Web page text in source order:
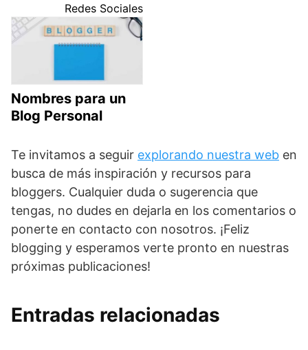
Redes Sociales
Nombres para un
Blog Personal
Te invitamos a seguir explorando nuestra web en
busca de más inspiración y recursos para
bloggers. Cualquier duda o sugerencia que
tengas, no dudes en dejarla en los comentarios o
ponerte en contacto con nosotros. ¡Feliz
blogging y esperamos verte pronto en nuestras
próximas publicaciones!
Entradas relacionadas